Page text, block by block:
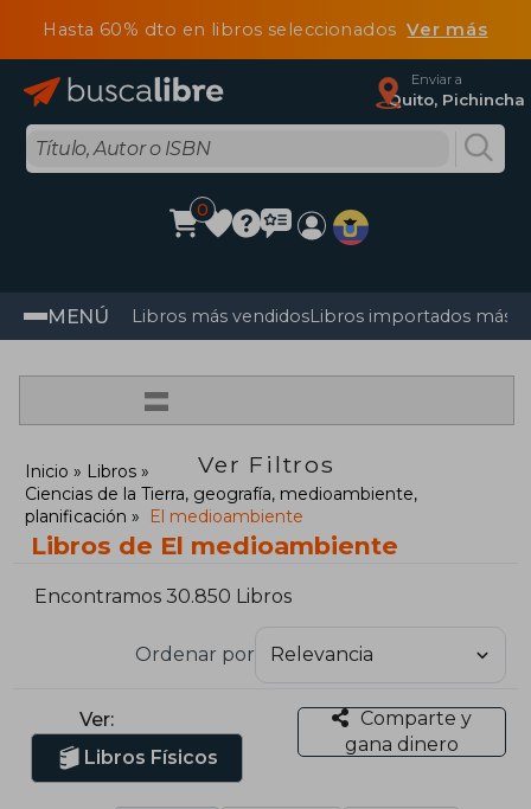
Hasta 60% dto en libros seleccionadosVer más
Enviar a
Quito, Pichincha
0
MENÚ Libros más vendidosLibros importados más
=
Ver Filtros
Inicio
Libros
Ciencias de la Tierra, geografía, medioambiente,
planificación
El medioambiente
Libros de El medioambiente
Encontramos 30.850 Libros
Ordenar por
Ver:
Libros Físicos
Comparte y
gana dinero